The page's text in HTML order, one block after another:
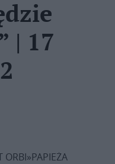
| 17
ORBI»PAPIEŻA